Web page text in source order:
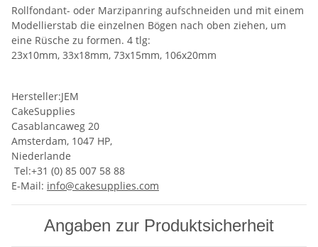
Rollfondant- oder Marzipanring aufschneiden und mit einem
Modellierstab die einzelnen Bögen nach oben ziehen, um
eine Rüsche zu formen. 4 tlg:
23x10mm, 33x18mm, 73x15mm, 106x20mm
Hersteller:JEM
CakeSupplies
Casablancaweg 20
Amsterdam, 1047 HP,
Niederlande
Tel:+31 (0) 85 007 58 88
E-Mail: info@cakesupplies.com
Angaben zur Produktsicherheit